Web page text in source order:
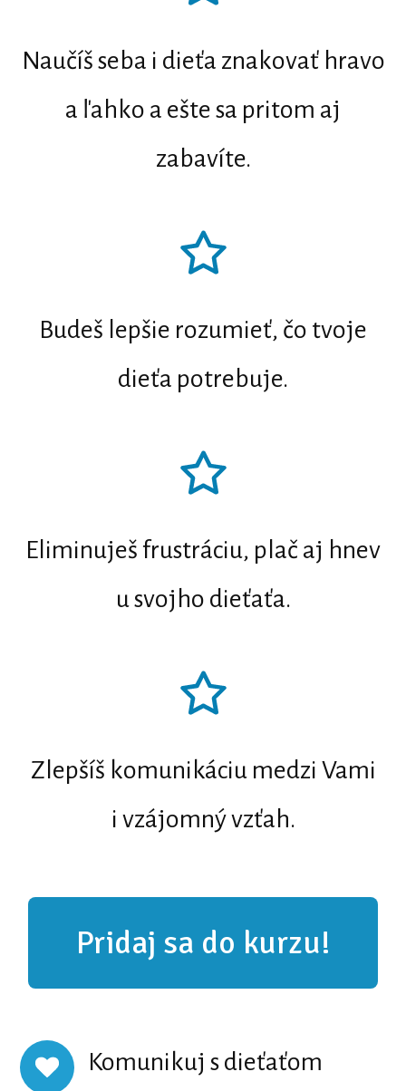
Naučíš seba i dieťa znakovať hravo
a ľahko a ešte sa pritom aj
zabavíte.
Budeš lepšie rozumieť, čo tvoje
dieťa potrebuje.
Eliminuješ frustráciu, plač aj hnev
u svojho dieťaťa.
Zlepšíš komunikáciu medzi Vami
i vzájomný vzťah.
Pridaj sa do kurzu!
Komunikuj s dieťaťom